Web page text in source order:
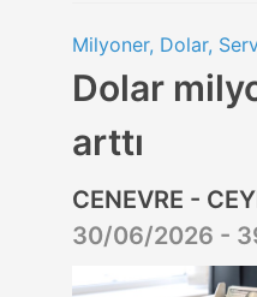
Milyoner, Dolar,
Dolar
arttı
CENEVRE -
30/06/2026 -